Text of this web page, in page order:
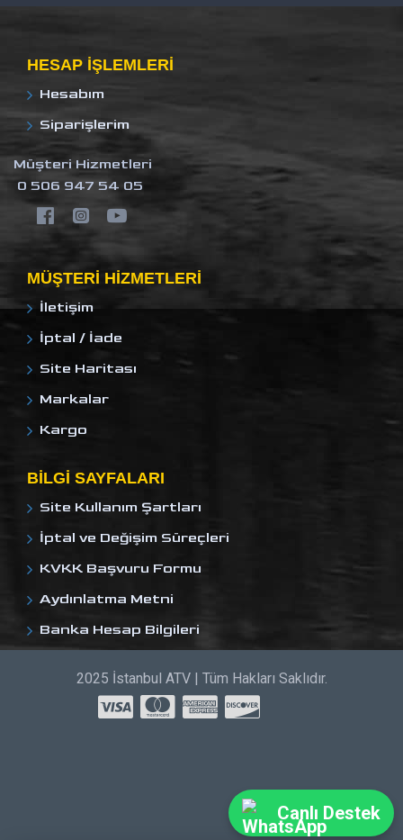
HESAP IŞLEMLERI
Hesabım
Siparişlerim
Müşteri Hizmetleri
0 506 947 54 05
MÜŞTERI HIZMETLERI
İletişim
İptal / İade
Site Haritası
Markalar
Kargo
BILGI SAYFALARI
Site Kullanım Şartları
İptal ve Değişim Süreçleri
KVKK Başvuru Formu
Aydınlatma Metni
Banka Hesap Bilgileri
2025 İstanbul ATV | Tüm Hakları Saklıdır.
Canlı Destek